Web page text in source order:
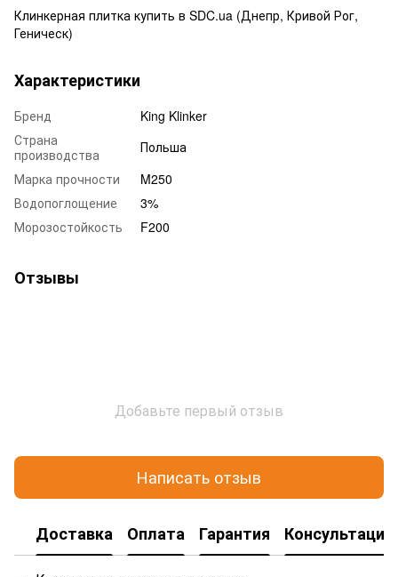
Клинкерная плитка купить в SDC.ua (Днепр, Кривой Рог,
Геническ)
Характеристики
Бренд
King Klinker
Страна
производства
Польша
Марка прочности
M250
Водопоглощение
3%
Морозостойкость
F200
Отзывы
Добавьте первый отзыв
Написать отзыв
Доставка Оплата Гарантия Консультация